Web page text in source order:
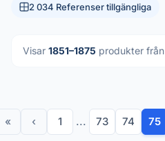
2 034 Referenser tillgängliga
Visar 1851–1875 produkter från
« ‹ 1 ... 73 74 75